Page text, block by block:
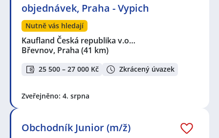
objednávek, Praha - Vypich
Nutně vás hledají
Kaufland Česká republika v.o…
Břevnov, Praha (41 km)
25 500 – 27 000 Kč Zkrácený úvazek
Zveřejněno: 4. srpna
Obchodník Junior (m/ž)